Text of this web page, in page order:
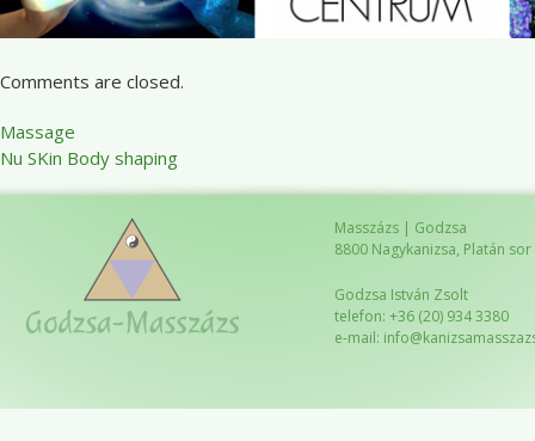
Comments are closed.
Massage
Nu SKin Body shaping
Masszázs | Godzsa
8800 Nagykanizsa, Platán
Godzsa István Zsolt
telefon: +36 (20) 934 3380
e-mail: